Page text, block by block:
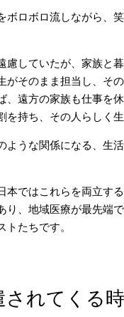
ボロボロ流しながら
慮していたが、家族
がそのまま担当し、そ
、遠方の家族も仕事を
持ち、その人らしく生
ような関係になる、生
本ではこれらを両立す
り、地域医療が最先端
たちです。
されてくる